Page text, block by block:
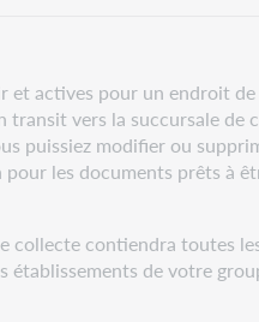
actives pour un endroit
vers la succursale
puissiez modifier ou
les documents prêts à
contiendra toutes
établissements de votre